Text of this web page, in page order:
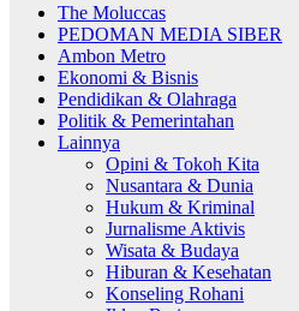
The Moluccas
PEDOMAN MEDIA SIBER
Ambon Metro
Ekonomi & Bisnis
Pendidikan & Olahraga
Politik & Pemerintahan
Lainnya
Opini & Tokoh Kita
Nusantara & Dunia
Hukum & Kriminal
Jurnalisme Aktivis
Wisata & Budaya
Hiburan & Kesehatan
Konseling Rohani